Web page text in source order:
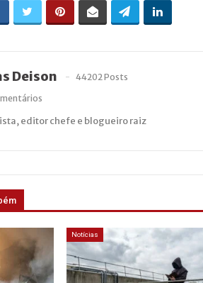
Deison
44202 Posts
editor chefe e blogueiro raiz
Notícias